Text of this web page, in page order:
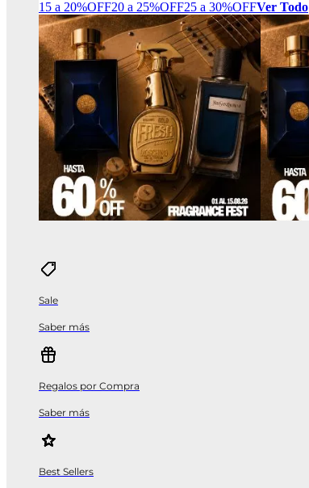
15 a 20%OFF20 a 25%OFF25 a 30%OFFVer Todo
Sale
Saber más
Regalos por Compra
Saber más
Best Sellers